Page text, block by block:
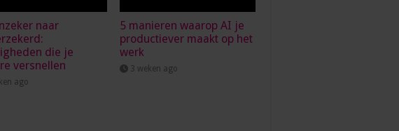
naar
die je
versnellen
ago
5 manieren waarop AI je
productiever maakt op het
werk
3 weken ago